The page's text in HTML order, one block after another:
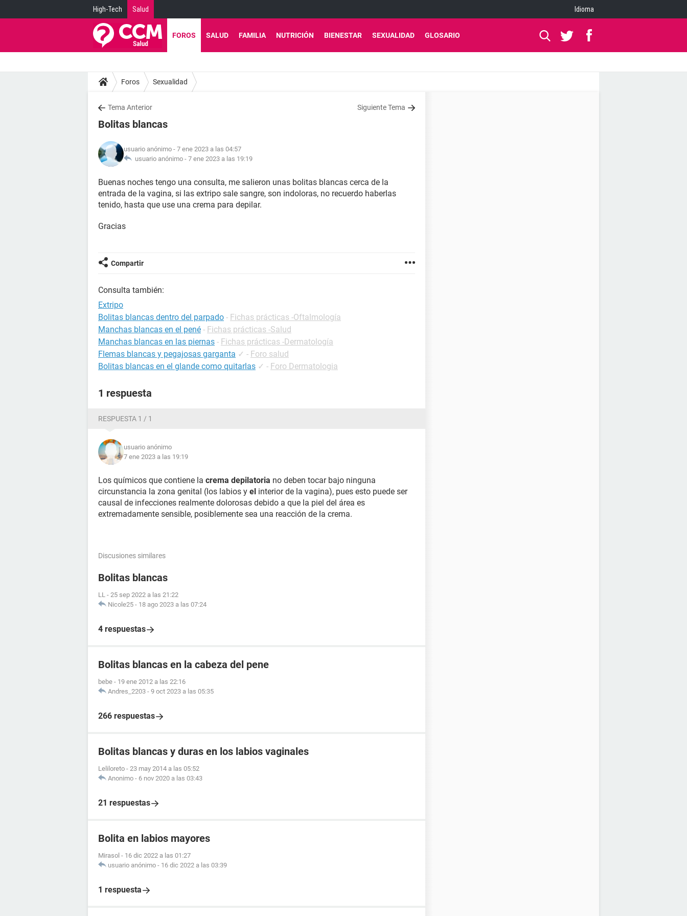
High-Tech Salud Idioma
FOROS SALUD FAMILIA NUTRICIÓN BIENESTAR SEXUALIDAD GLOSARIO
Foros Sexualidad
Tema Anterior Siguiente Tema
Bolitas blancas
usuario anónimo - 7 ene 2023 a las 04:57
usuario anónimo - 7 ene 2023 a las 19:19
Buenas noches tengo una consulta, me salieron unas bolitas blancas cerca de la
entrada de la vagina, si las extripo sale sangre, son indoloras, no recuerdo haberlas
tenido, hasta que use una crema para depilar.
Gracias
Compartir
Consulta también:
Extripo
Bolitas blancas dentro del parpado - Fichas prácticas -Oftalmología
Manchas blancas en el pené - Fichas prácticas -Salud
Manchas blancas en las piernas - Fichas prácticas -Dermatología
Flemas blancas y pegajosas garganta ✓ - Foro salud
Bolitas blancas en el glande como quitarlas ✓ - Foro Dermatologia
1 respuesta
RESPUESTA 1 / 1
usuario anónimo
7 ene 2023 a las 19:19
Los químicos que contiene la crema depilatoria no deben tocar bajo ninguna
circunstancia la zona genital (los labios y el interior de la vagina), pues esto puede ser
causal de infecciones realmente dolorosas debido a que la piel del área es
extremadamente sensible, posiblemente sea una reacción de la crema.
Discusiones similares
Bolitas blancas
LL - 25 sep 2022 a las 21:22
Nicole25 - 18 ago 2023 a las 07:24
4 respuestas
Bolitas blancas en la cabeza del pene
bebe - 19 ene 2012 a las 22:16
Andres_2203 - 9 oct 2023 a las 05:35
266 respuestas
Bolitas blancas y duras en los labios vaginales
Leliloreto - 23 may 2014 a las 05:52
Anonimo - 6 nov 2020 a las 03:43
21 respuestas
Bolita en labios mayores
Mirasol - 16 dic 2022 a las 01:27
usuario anónimo - 16 dic 2022 a las 03:39
1 respuesta